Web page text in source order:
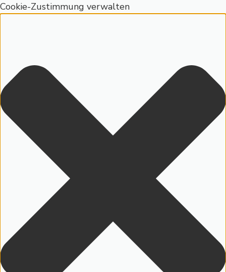
Cookie-Zustimmung verwalten